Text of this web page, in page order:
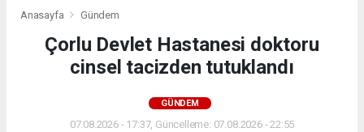
Anasayfa Gündem
Çorlu Devlet Hastanesi doktoru
cinsel tacizden tutuklandı
GÜNDEM
07.08.2026 - 17:37, Güncelleme: 07.08.2026 - 22:55